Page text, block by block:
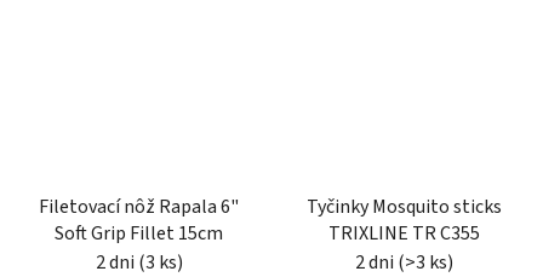
Filetovací nôž Rapala 6"
Soft Grip Fillet 15cm
2 dni (3 ks)
Tyčinky Mosquito sticks
TRIXLINE TR C355
2 dni (>3 ks)